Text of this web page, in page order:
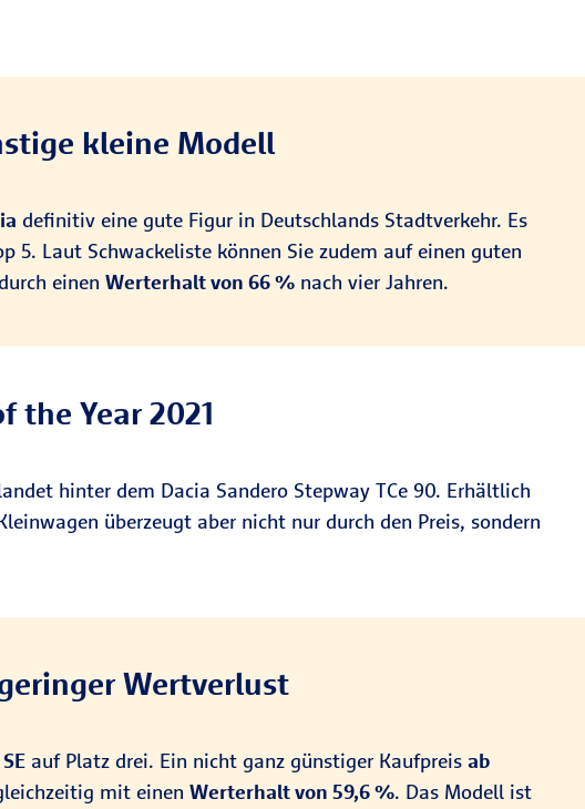
kleine Modell
definitiv eine gute Figur in Deutschlands Stadtverkehr. Es
5. Laut Schwackeliste können Sie zudem auf einen guten
einen Werterhalt von 66 % nach vier Jahren.
the Year 2021
hinter dem Dacia Sandero Stepway TCe 90. Erhältlich
überzeugt aber nicht nur durch den Preis, sondern
Wertverlust
auf Platz drei. Ein nicht ganz günstiger Kaufpreis ab
mit einen Werterhalt von 59,6 %. Das Modell ist